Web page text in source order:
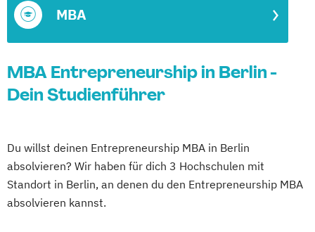
MBA
MBA Entrepreneurship in Berlin -
Dein Studienführer
Du willst deinen Entrepreneurship MBA in Berlin
absolvieren? Wir haben für dich 3 Hochschulen mit
Standort in Berlin, an denen du den Entrepreneurship MBA
absolvieren kannst.